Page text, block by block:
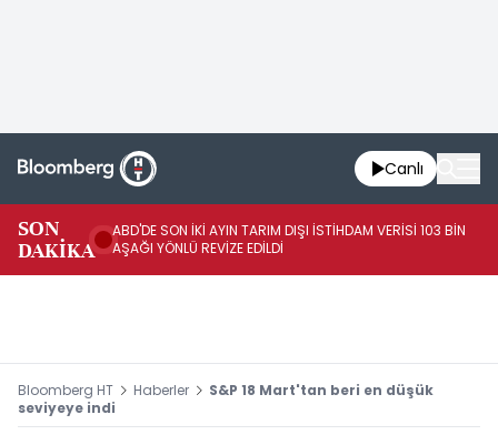
Canlı
SON
DAKİKA
ABD'DE SON İKİ AYIN TARIM DIŞI İSTİHDAM VERİSİ 103 BİN
AŞAĞI YÖNLÜ REVİZE EDİLDİ
Bloomberg HT Haberler
S&P 18 Mart'tan beri en düşük
seviyeye indi